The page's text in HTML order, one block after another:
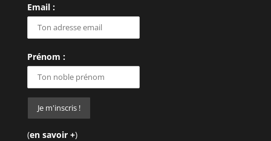
Email :
Prénom :
(en savoir +)